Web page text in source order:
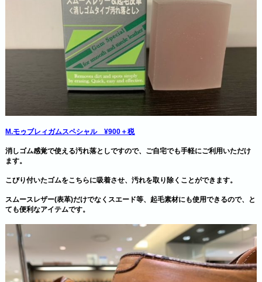
M.モゥブレィガムスペシャル ¥900＋税
消しゴム感覚で使える汚れ落としですので、ご自宅でも手軽にご利用いただけ
ます。
こびり付いたゴムをこちらに吸着させ、汚れを取り除くことができます。
スムースレザー(表革)だけでなくスエード等、起毛素材にも使用できるので、と
ても便利なアイテムです。